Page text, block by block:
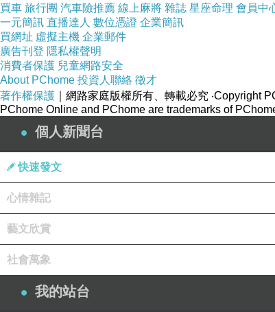
那時入冬不久，放學後天黑得很快，連影子都
偶有三兩個學生邀約看虎斑貓，蹲在草地喵嗚
都是艸部，我會私下將學生視為奇花異草。這
那天晚自習結束，幾個師生相約從後門斜坡散
立刻拿出手機，發顫地按著報警號碼，黑暗中
是拍戲。導演一喊卡，演員們起身舒展筋骨，
我和學生不小心亂入了死亡。幾個月之後某天
那麼年輕的她，是否也只是一場排演？會不會
她擅長畫畫，常拿著A4大小、邊角都捲起的畫
進抽屜。我從不制止她，有些孩子的情緒需要有
買車 旅行團 汽車險推薦 線上麻將 雜誌 星座命理 會員中
一元簡訊 直播達人 數位憑證 企業簡訊
買網址 虛擬主機 企業郵件
廣告刊登 隱私權聲明
消費者保護 兒童網路安全
About PChome 投資人聯絡 徵才
著作權保護 ｜網路家庭版權所有、轉載必究 ‧Copyright
PChome Online and PChome are trademarks of
個人新聞台
快速發文
心情雜記
藝文欣賞
社會萬象
我的站台